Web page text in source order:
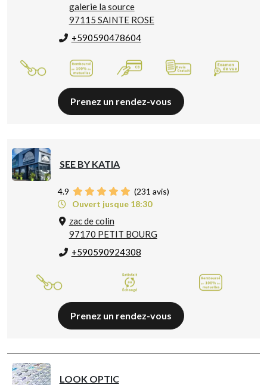
galerie la source
97115 SAINTE ROSE
+590590478604
Prenez un rendez-vous
SEE BY KATIA
4.9 (231 avis)
Ouvert jusque 18:30
zac de colin
97170 PETIT BOURG
+590590924308
Prenez un rendez-vous
LOOK OPTIC